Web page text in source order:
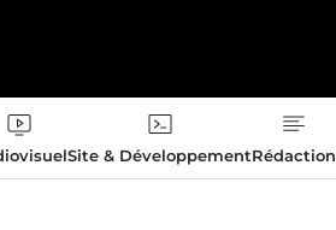
Site & DéveloppementRédaction